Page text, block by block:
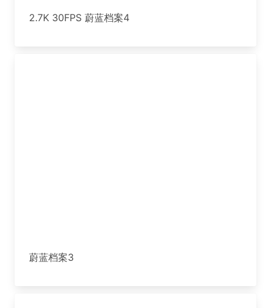
2.7K 30FPS 蔚蓝档案4
蔚蓝档案3